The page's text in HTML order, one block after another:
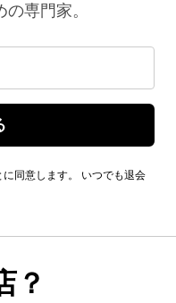
専門家。
同意します。 いつでも退会
？